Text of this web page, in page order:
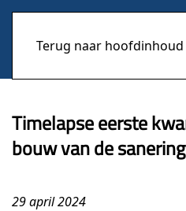
Terug naar hoofdinhoud
Timelapse eerste
bouw van de
29 april 2024